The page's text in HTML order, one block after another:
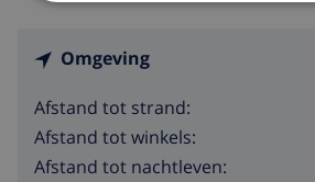
Omgeving
Afstand tot strand:
Afstand tot winkels:
Afstand tot nachtleven: